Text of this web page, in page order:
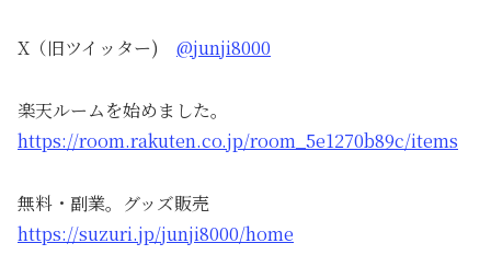
X（旧ツイッター) @junji8000
楽天ルームを始めました。
https://room.rakuten.co.jp/room_5e1270b89c/items
無料・副業。グッズ販売
https://suzuri.jp/junji8000/home